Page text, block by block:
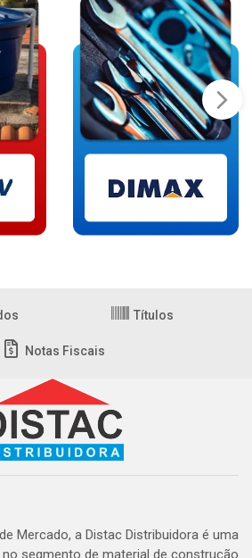
Títulos
Notas Fiscais
Mercado, a Distac Distribuidora é uma
segmento de material de construção